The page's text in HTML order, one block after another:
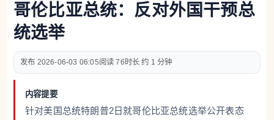
哥伦比亚总统：反对外国干预总
统选举
2026-06-03 06:05 76 约 1 分钟
内容提要
针对美国总统特朗普2日就哥伦比亚总统选举公开表态